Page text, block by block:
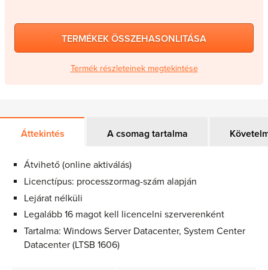
TERMÉKEK ÖSSZEHASONLITÁSA
Termék részleteinek megtekintése
Áttekintés A csomag tartalma
Átvihető (online aktiválás)
Licenctípus: processzormag-szám alapján
Lejárat nélküli
Legalább 16 magot kell licencelni szerverenként
Tartalma: Windows Server Datacenter, System Center
Datacenter (LTSB 1606)